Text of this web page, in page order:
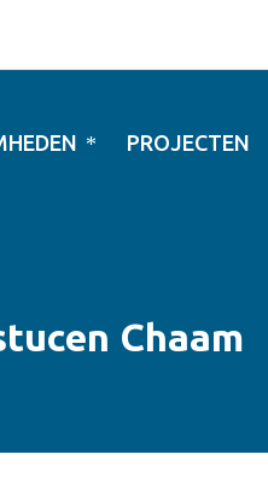
PROJECTEN
Chaam